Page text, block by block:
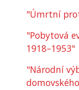
"Úmrtní
"Pobytová
1918–⁠1953"
"Národní